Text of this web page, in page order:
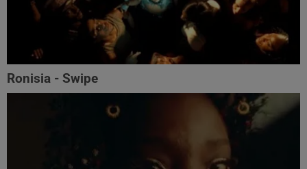
Ronisia - Swipe